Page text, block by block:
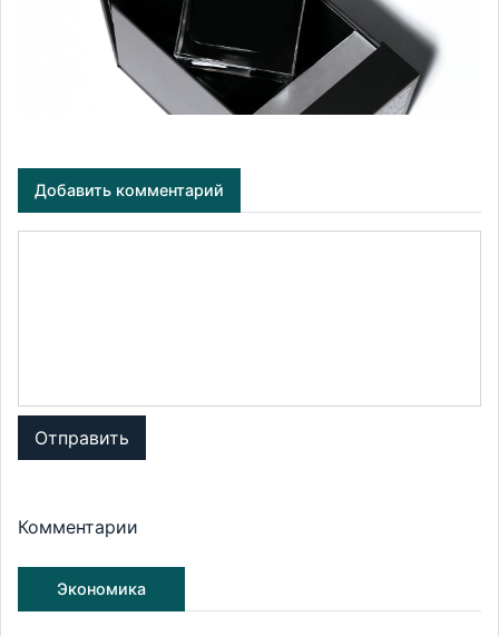
Добавить комментарий
Отправить
Комментарии
Экономика